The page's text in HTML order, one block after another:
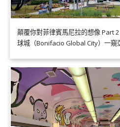
顛覆你對菲律賓馬尼拉的想像 Part
球城（Bonifacio Global City）一窺